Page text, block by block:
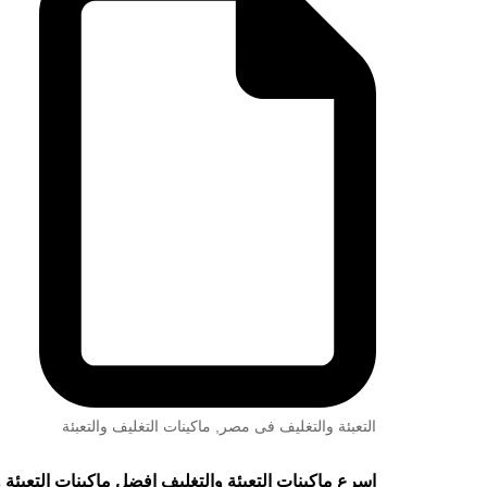
التعبئة والتغليف فى مصر , ماكينات التغليف والتعبئة
اسرع ماكينات التعبئة والتغليف افضل ماكينات